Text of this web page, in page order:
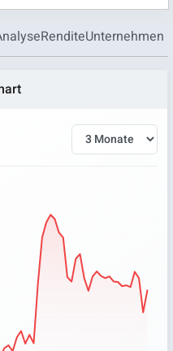
RenditeUnternehmen
categories.
values. Data ranges from